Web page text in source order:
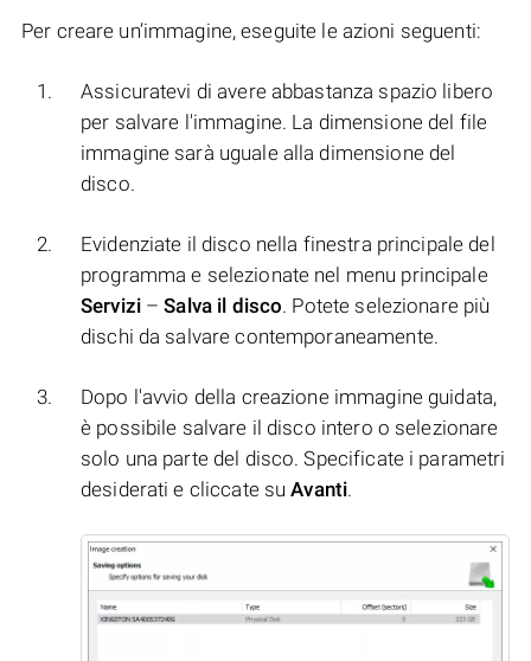
Per creare un’immagine, eseguite le azioni seguenti:
Assicuratevi di avere abbastanza spazio libero
per salvare l'immagine. La dimensione del file
immagine sarà uguale alla dimensione del
disco.
Evidenziate il disco nella finestra principale del
programma e selezionate nel menu principale
Servizi–Salva il disco. Potete selezionare più
dischi da salvare contemporaneamente.
Dopo l'avvio della creazione immagine guidata,
è possibile salvare il disco intero o selezionare
solo una parte del disco. Specificate i parametri
desiderati e cliccate suAvanti.